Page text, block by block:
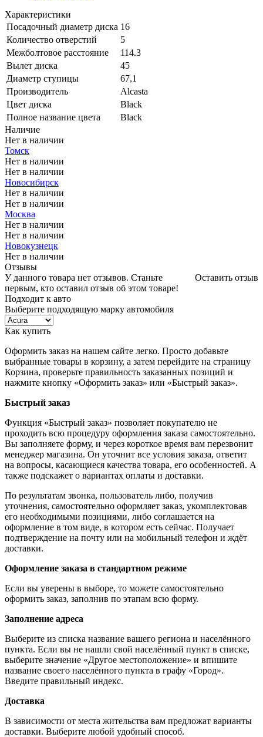
Характеристики
Посадочный диаметр диска 16
Количество отверстий
5
Межболтовое расстояние
114.3
Вылет диска
45
Диаметр ступицы
67,1
Производитель
Alcasta
Цвет диска
Black
Полное название цвета
Black
Наличие
Нет в наличии
Томск
Нет в наличии
Нет в наличии
Новосибирск
Нет в наличии
Нет в наличии
Москва
Нет в наличии
Нет в наличии
Новокузнецк
Нет в наличии
Отзывы
Оставить отзыв
У данного товара нет отзывов. Станьте
первым, кто оставил отзыв об этом товаре!
Подходит к авто
Выберите подходящую марку автомобиля
Как купить
Оформить заказ на нашем сайте легко. Просто добавьте
выбранные товары в корзину, а затем перейдите на страницу
Корзина, проверьте правильность заказанных позиций и
нажмите кнопку «Оформить заказ» или «Быстрый заказ».
Быстрый заказ
Функция «Быстрый заказ» позволяет покупателю не
проходить всю процедуру оформления заказа самостоятельно.
Вы заполняете форму, и через короткое время вам перезвонит
менеджер магазина. Он уточнит все условия заказа, ответит
на вопросы, касающиеся качества товара, его особенностей. А
также подскажет о вариантах оплаты и доставки.
По результатам звонка, пользователь либо, получив
уточнения, самостоятельно оформляет заказ, укомплектовав
его необходимыми позициями, либо соглашается на
оформление в том виде, в котором есть сейчас. Получает
подтверждение на почту или на мобильный телефон и ждёт
доставки.
Оформление заказа в стандартном режиме
Если вы уверены в выборе, то можете самостоятельно
оформить заказ, заполнив по этапам всю форму.
Заполнение адреса
Выберите из списка название вашего региона и населённого
пункта. Если вы не нашли свой населённый пункт в списке,
выберите значение «Другое местоположение» и впишите
название своего населённого пункта в графу «Город».
Введите правильный индекс.
Доставка
В зависимости от места жительства вам предложат варианты
доставки. Выберите любой удобный способ.